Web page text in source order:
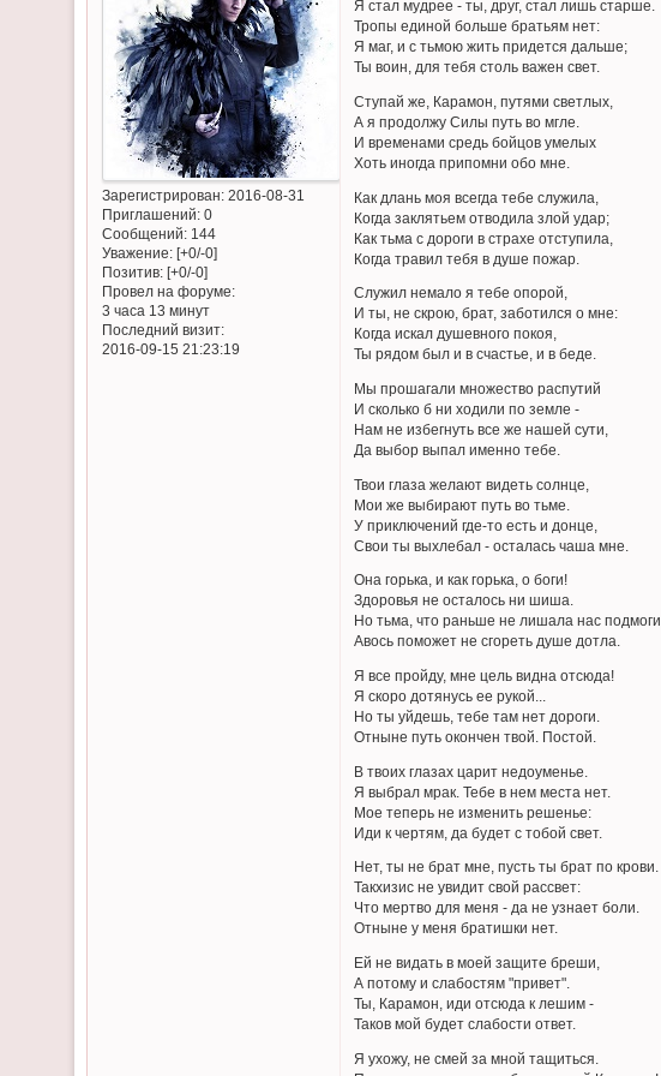
Зарегистрирован: 2016-08-31
Приглашений:0
Сообщений:144
Уважение: [+0/-0]
Позитив: [+0/-0]
Провел на форуме:
3 часа 13 минут
Последний визит:
2016-09-15 21:23:19
Я стал мудрее - ты, друг, стал лишь старше.
Тропы единой больше братьям нет:
Я маг, и с тьмою жить придется дальше;
Ты воин, для тебя столь важен свет.
Ступай же, Карамон, путями светлых,
А я продолжу Силы путь во мгле.
И временами средь бойцов умелых
Хоть иногда припомни обо мне.
Как длань моя всегда тебе служила,
Когда заклятьем отводила злой удар;
Как тьма с дороги в страхе отступила,
Когда травил тебя в душе пожар.
Служил немало я тебе опорой,
И ты, не скрою, брат, заботился о мне:
Когда искал душевного покоя,
Ты рядом был и в счастье, и в беде.
Мы прошагали множество распутий
И сколько б ни ходили по земле -
Нам не избегнуть все же нашей сути,
Да выбор выпал именно тебе.
Твои глаза желают видеть солнце,
Мои же выбирают путь во тьме.
У приключений где-то есть и донце,
Свои ты выхлебал - осталась чаша мне.
Она горька, и как горька, о боги!
Здоровья не осталось ни шиша.
Но тьма, что раньше не лишала нас подмоги,
Авось поможет не сгореть душе дотла.
Я все пройду, мне цель видна отсюда!
Я скоро дотянусь ее рукой...
Но ты уйдешь, тебе там нет дороги.
Отныне путь окончен твой. Постой.
В твоих глазах царит недоуменье.
Я выбрал мрак. Тебе в нем места нет.
Мое теперь не изменить решенье:
Иди к чертям, да будет с тобой свет.
Нет, ты не брат мне, пусть ты брат по крови.
Такхизис не увидит свой рассвет:
Что мертво для меня - да не узнает боли.
Отныне у меня братишки нет.
Ей не видать в моей защите бреши,
А потому и слабостям "привет".
Ты, Карамон, иди отсюда к лешим -
Таков мой будет слабости ответ.
Я ухожу, не смей за мной тащиться.